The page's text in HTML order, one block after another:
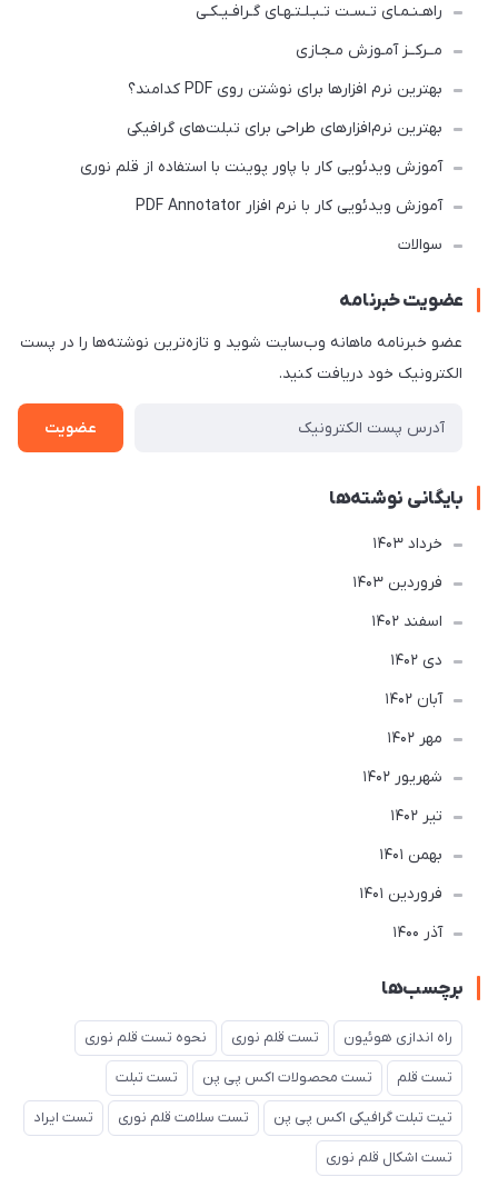
راهـنـمـای تـسـت تـبـلـتـهـای گـرافـیـکـی
مــرکــز آمـوزش مـجـازی
بهترین نرم افزارها برای نوشتن روی PDF کدامند؟
بهترین نرم‌افزارهای طراحی برای تبلت‌های گرافیکی
آموزش ویدئویی کار با پاور پوینت با استفاده از قلم نوری
آموزش ویدئویی کار با نرم افزار PDF Annotator
سوالات
عضویت خبرنامه
عضو خبرنامه ماهانه وب‌سایت شوید و تازه‌ترین نوشته‌ها را در پست
الکترونیک خود دریافت کنید.
عضویت
بایگانی نوشته‌ها
خرداد 1403
فروردین 1403
اسفند 1402
دی 1402
آبان 1402
مهر 1402
شهریور 1402
تير 1402
بهمن 1401
فروردین 1401
آذر 1400
برچسب‌ها
راه اندازی هوئیون تست قلم نوری نحوه تست قلم نوری
تست قلم تست محصولات اکس پی پن تست تبلت
تیت تبلت گرافیکی اکس پی پن تست سلامت قلم نوری تست ایراد
تست اشکال قلم نوری